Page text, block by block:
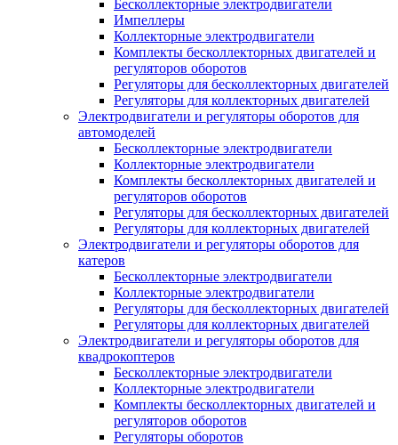
Бесколлекторные электродвигатели
Импеллеры
Коллекторные электродвигатели
Комплекты бесколлекторных двигателей и
регуляторов оборотов
Регуляторы для бесколлекторных двигателей
Регуляторы для коллекторных двигателей
Электродвигатели и регуляторы оборотов для
автомоделей
Бесколлекторные электродвигатели
Коллекторные электродвигатели
Комплекты бесколлекторных двигателей и
регуляторов оборотов
Регуляторы для бесколлекторных двигателей
Регуляторы для коллекторных двигателей
Электродвигатели и регуляторы оборотов для
катеров
Бесколлекторные электродвигатели
Коллекторные электродвигатели
Регуляторы для бесколлекторных двигателей
Регуляторы для коллекторных двигателей
Электродвигатели и регуляторы оборотов для
квадрокоптеров
Бесколлекторные электродвигатели
Коллекторные электродвигатели
Комплекты бесколлекторных двигателей и
регуляторов оборотов
Регуляторы оборотов